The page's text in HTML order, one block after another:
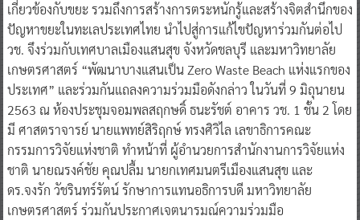
เกี่ยวข้องกับขยะ รวมถึงการสร้างการตระหนักรู้และสร้างจิตสำนึกของ
ปัญหาขยะในทะเลประเทศไทย นำไปสู่การแก้ไขปัญหาร่วมกันต่อไป
วช. จึงร่วมกับเทศบาลเมืองแสนสุข จังหวัดชลบุรี และมหาวิทยาลัย
เกษตรศาสตร์ “พัฒนาบางแสนเป็น Zero Waste Beach แห่งแรกของ
ประเทศ” และร่วมกันแถลงความร่วมมือดังกล่าว ในวันที่ 9 มิถุนายน
2563 ณ ห้องประชุมจอมพลสฤกษดิ์ ธนะรัชต์ อาคาร วช. 1 ชั้น 2 โดย
มี ศาสตราจารย์ นายแพทย์สิริฤกษ์ ทรงศิวิไล เลขาธิการคณะ
กรรมการวิจัยแห่งชาติ ทำหน้าที่ ผู้อำนวยการสำนักงานการวิจัยแห่ง
ชาติ นายณรงค์ชัย คุณปลื้ม นายกเทศมนตรีเมืองแสนสุข และ
ดร.จงรัก วัชรินทร์รัตน์ รักษาการแทนอธิการบดี มหาวิทยาลัย
เกษตรศาสตร์ ร่วมกันประกาศเจตนารมณ์ความร่วมมือ